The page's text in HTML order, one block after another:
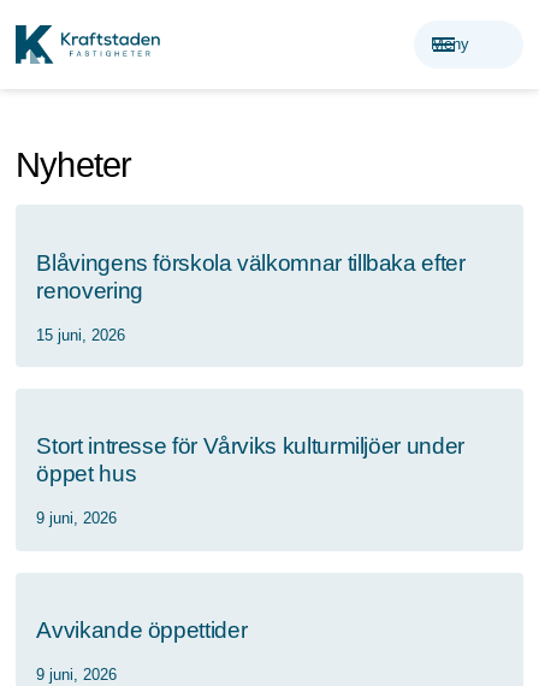
menu
Meny
Nyheter
Blåvingens förskola välkomnar tillbaka efter
renovering
15 juni, 2026
Stort intresse för Vårviks kulturmiljöer under
öppet hus
9 juni, 2026
Avvikande öppettider
9 juni, 2026